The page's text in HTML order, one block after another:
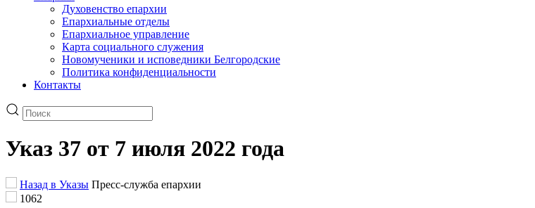
Духовенство епархии
Епархиальные отделы
Епархиальное управление
Карта социального служения
Новомученики и исповедники Белгородские
Политика конфиденциальности
Контакты
Указ 37 от 7 июля 2022 года
Назад в Указы Пресс-служба епархии
1062